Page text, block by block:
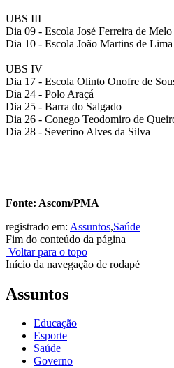
UBS III
Dia 09 - Escola José Ferreira de Melo
Dia 10 - Escola João Martins de Lima
UBS IV
Dia 17 - Escola Olinto Onofre de
Dia 24 - Polo Araçá
Dia 25 - Barra do Salgado
Dia 26 - Conego Teodomiro de
Dia 28 - Severino Alves da Silva
Fonte: Ascom/PMA
registrado em: Assuntos,Saúde
Fim do conteúdo da página
Voltar para o topo
Início da navegação de rodapé
Assuntos
Educação
Esporte
Saúde
Governo